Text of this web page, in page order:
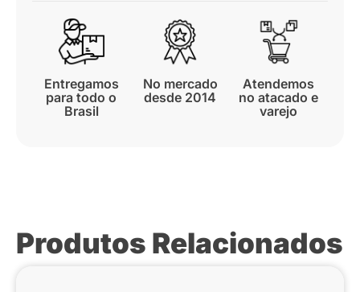
Entregamos
para todo o
Brasil
No mercado
desde 2014
Atendemos
no atacado e
varejo
Produtos Relacionados